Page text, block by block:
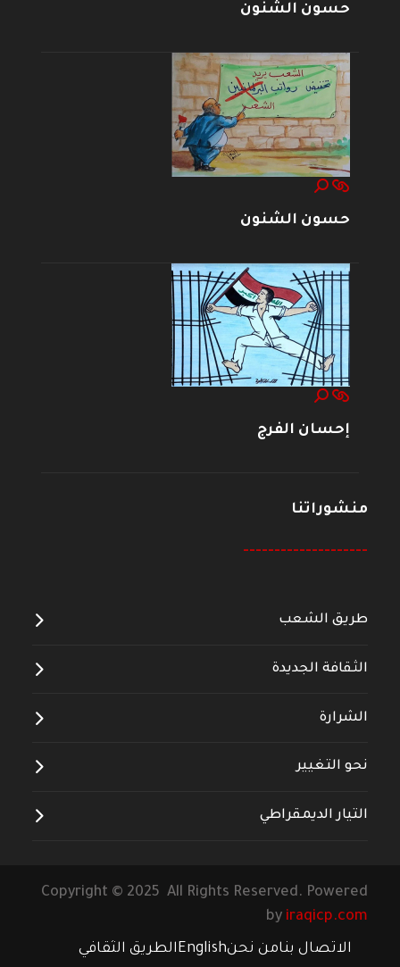
حسون الشنون
حسون الشنون
إحسان الفرج
منشوراتنا
--------------------
طريق الشعب
الثقافة الجديدة
الشرارة
نحو التغيير
التيار الديمقراطي
Copyright © 2025 All Rights Reserved. Powered
by iraqicp.com
الاتصال بنامن نحنEnglishالطريق الثقافي